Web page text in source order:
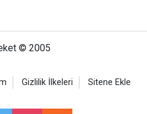
© 2005
Gizlilik İlkeleri Sitene Ekle